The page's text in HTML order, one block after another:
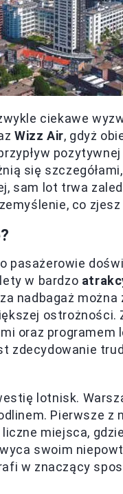
ciekawe
Wizz Air, gdyż
się
sam lot trwa
co
pasażerowie
w bardzo
nadbagaż można
ostrożności.
oraz programem
zdecydowanie
lotnisk.
Pierwsze z
liczne miejsca,
swoim
w znaczący